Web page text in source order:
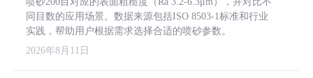
同目数的应用场景。数据来源包括ISO 8503-1标准和行业
实践，帮助用户根据需求选择合适的喷砂参数。
2026年8月11日